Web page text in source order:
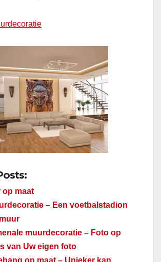
op maat
– Een voetbalstadion
muurdecoratie – Foto op
van Uw eigen foto
op maat – Unieker kan